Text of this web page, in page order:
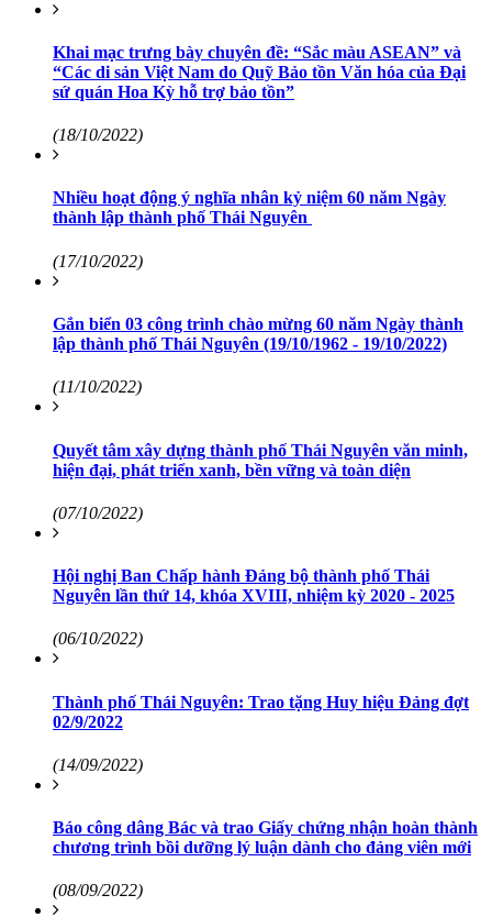
Khai mạc trưng bày chuyên đề: “Sắc màu ASEAN” và
“Các di sản Việt Nam do Quỹ Bảo tồn Văn hóa của Đại
sứ quán Hoa Kỳ hỗ trợ bảo tồn”
(18/10/2022)
Nhiều hoạt động ý nghĩa nhân kỷ niệm 60 năm Ngày
thành lập thành phố Thái Nguyên
(17/10/2022)
Gắn biển 03 công trình chào mừng 60 năm Ngày thành
lập thành phố Thái Nguyên (19/10/1962 - 19/10/2022)
(11/10/2022)
Quyết tâm xây dựng thành phố Thái Nguyên văn minh,
hiện đại, phát triển xanh, bền vững và toàn diện
(07/10/2022)
Hội nghị Ban Chấp hành Đảng bộ thành phố Thái
Nguyên lần thứ 14, khóa XVIII, nhiệm kỳ 2020 - 2025
(06/10/2022)
Thành phố Thái Nguyên: Trao tặng Huy hiệu Đảng đợt
02/9/2022
(14/09/2022)
Báo công dâng Bác và trao Giấy chứng nhận hoàn thành
chương trình bồi dưỡng lý luận dành cho đảng viên mới
(08/09/2022)